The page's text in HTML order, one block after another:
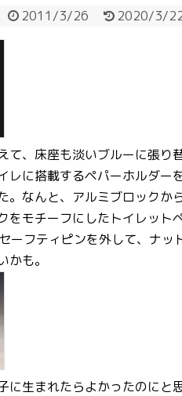
2011/3/26 2020/3/
、床座も淡いブルーに張り
レに搭載するペパーホルダー
。なんと、アルミブロックか
をモチーフにしたトイレット
ーフティピンを外して、ナッ
も。
生まれたらよかったのにと